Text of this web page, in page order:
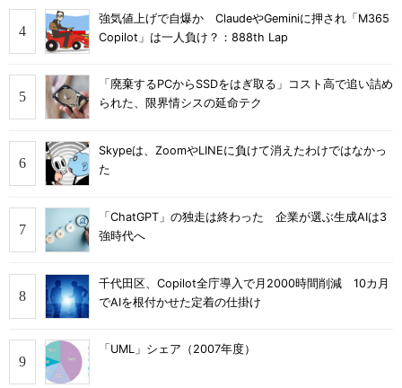
強気値上げで自爆か ClaudeやGeminiに押され「M365
Copilot」は一人負け？：888th Lap
「廃棄するPCからSSDをはぎ取る」コスト高で追い詰め
られた、限界情シスの延命テク
Skypeは、ZoomやLINEに負けて消えたわけではなかっ
た
「ChatGPT」の独走は終わった 企業が選ぶ生成AIは3
強時代へ
千代田区、Copilot全庁導入で月2000時間削減 10カ月
でAIを根付かせた定着の仕掛け
「UML」シェア（2007年度）